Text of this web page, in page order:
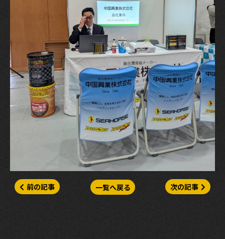
前の記事 一覧へ戻る 次の記事